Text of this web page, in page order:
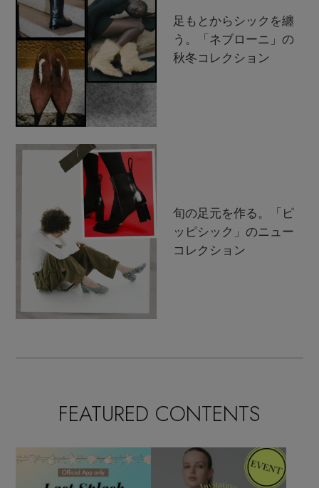
足もとからシックを纏
う。「ネブローニ」の
秋冬コレクション
旬の足元を作る。「ピ
ッピシック」のニュー
コレクション
FEATURED CONTENTS